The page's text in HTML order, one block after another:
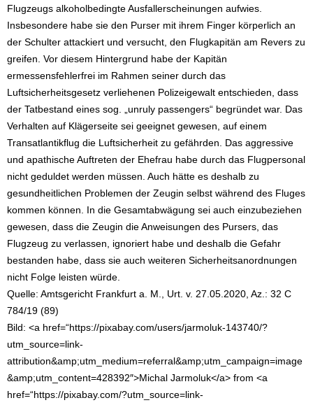
Flugzeugs alkoholbedingte Ausfallerscheinungen aufwies.
Insbesondere habe sie den Purser mit ihrem Finger körperlich an
der Schulter attackiert und versucht, den Flugkapitän am Revers zu
greifen. Vor diesem Hintergrund habe der Kapitän
ermessensfehlerfrei im Rahmen seiner durch das
Luftsicherheitsgesetz verliehenen Polizeigewalt entschieden, dass
der Tatbestand eines sog. „unruly passengers“ begründet war. Das
Verhalten auf Klägerseite sei geeignet gewesen, auf einem
Transatlantikflug die Luftsicherheit zu gefährden. Das aggressive
und apathische Auftreten der Ehefrau habe durch das Flugpersonal
nicht geduldet werden müssen. Auch hätte es deshalb zu
gesundheitlichen Problemen der Zeugin selbst während des Fluges
kommen können. In die Gesamtabwägung sei auch einzubeziehen
gewesen, dass die Zeugin die Anweisungen des Pursers, das
Flugzeug zu verlassen, ignoriert habe und deshalb die Gefahr
bestanden habe, dass sie auch weiteren Sicherheitsanordnungen
nicht Folge leisten würde.
Quelle: Amtsgericht Frankfurt a. M., Urt. v. 27.05.2020, Az.: 32 C
784/19 (89)
Bild: <a href=“https://pixabay.com/users/jarmoluk-143740/?
utm_source=link-
attribution&amp;utm_medium=referral&amp;utm_campaign=image
&amp;utm_content=428392″>Michal Jarmoluk</a> from <a
href=“https://pixabay.com/?utm_source=link-